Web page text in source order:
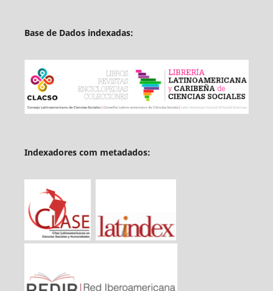
Base de Dados indexadas:
Indexadores com metadados: